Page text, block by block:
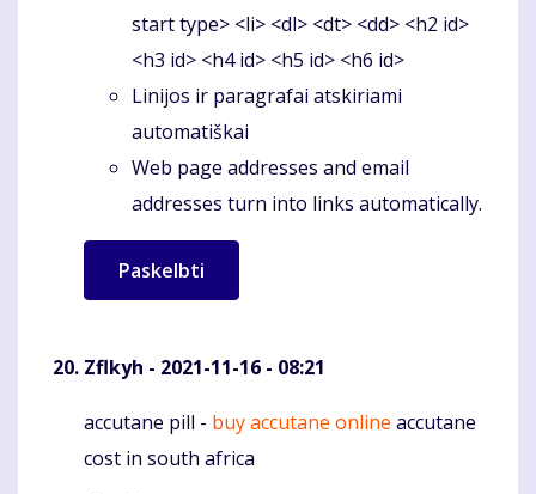
start type> <li> <dl> <dt> <dd> <h2 id>
<h3 id> <h4 id> <h5 id> <h6 id>
Linijos ir paragrafai atskiriami
automatiškai
Web page addresses and email
addresses turn into links automatically.
Zflkyh - 2021-11-16 - 08:21
Komentaras
accutane pill - buy accutane online accutane
cost in south africa